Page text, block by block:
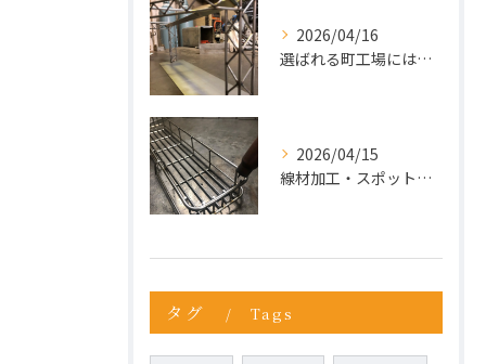
2026/04/16
選ばれる町工場には、理由がある。今こそ“依頼先の見直し”を。
2026/04/15
線材加工・スポット溶接ならお任せ
タグ Tags